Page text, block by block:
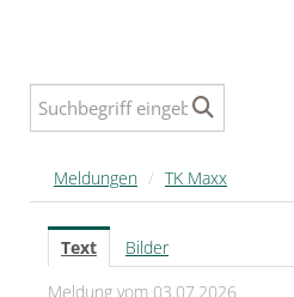
MELDUNGEN
SPREAD
SPREAD Medleys für Deutschland
Meldungen / TK Maxx
Text
Bilder
Meldung vom 03.07.2026